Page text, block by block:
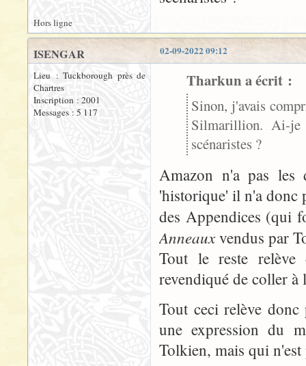
Hors ligne
02-09-2022 09:12
ISENGAR
Lieu : Tuckborough près de
Chartres
Inscription : 2001
Messages : 5 117
Tharkun a écrit :
Sinon, j'avais
Silmarillion. Ai-je
scénaristes ?
Amazon n'a pas
'historique' il n'a donc
des Appendices (qui
Anneauxvendus par
Tout le reste relève
revendiqué de coller
Tout ceci relève
une expression du
Tolkien, mais qui